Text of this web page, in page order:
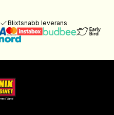
Blixtsnabb leverans